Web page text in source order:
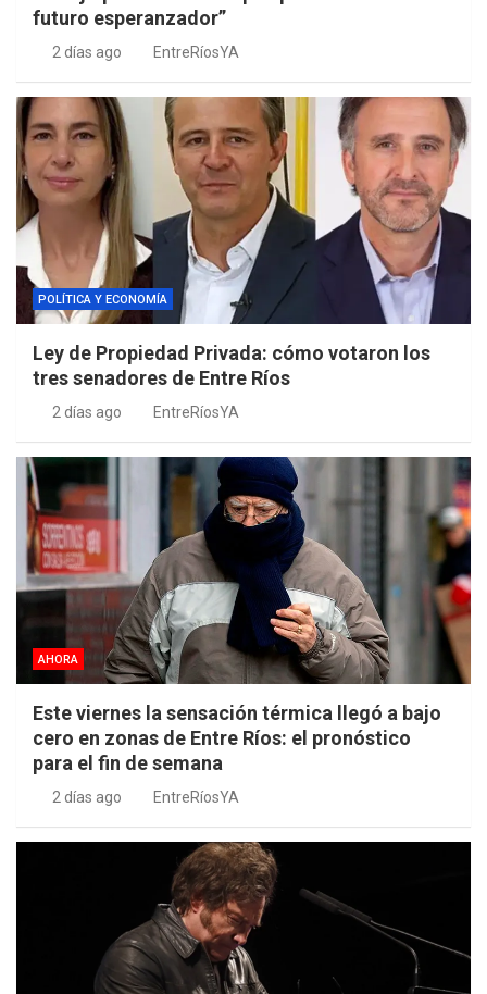
futuro esperanzador”
2 días ago EntreRíosYA
POLÍTICA Y ECONOMÍA
Ley de Propiedad Privada: cómo votaron los
tres senadores de Entre Ríos
2 días ago EntreRíosYA
AHORA
Este viernes la sensación térmica llegó a bajo
cero en zonas de Entre Ríos: el pronóstico
para el fin de semana
2 días ago EntreRíosYA